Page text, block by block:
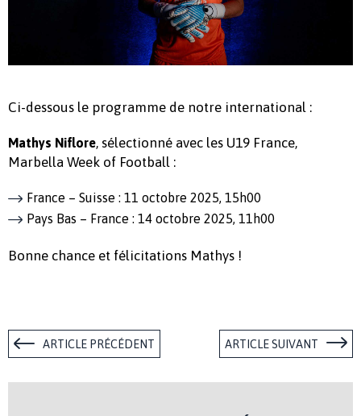
Ci-dessous le programme de notre international :
Mathys Niflore, sélectionné avec les U19 France,
Marbella Week of Football :
France – Suisse : 11 octobre 2025, 15h00
Pays Bas – France : 14 octobre 2025, 11h00
Bonne chance et félicitations Mathys !
ARTICLE PRÉCÉDENT ARTICLE SUIVANT